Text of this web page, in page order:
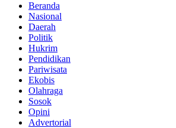
Beranda
Nasional
Daerah
Politik
Hukrim
Pendidikan
Pariwisata
Ekobis
Olahraga
Sosok
Opini
Advertorial